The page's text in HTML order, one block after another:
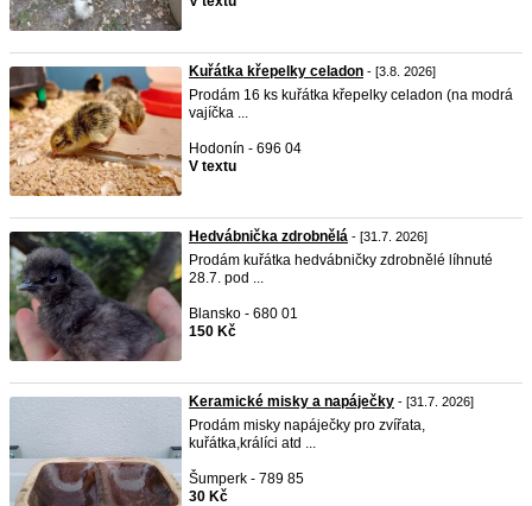
Kuřátka křepelky celadon - [3.8. 2026]
Prodám 16 ks kuřátka křepelky celadon (na modrá
vajíčka ...
Hodonín - 696 04
V textu
Hedvábnička zdrobnělá - [31.7. 2026]
Prodám kuřátka hedvábničky zdrobnělé líhnuté
28.7. pod ...
Blansko - 680 01
150 Kč
Keramické misky a napáječky - [31.7. 2026]
Prodám misky napáječky pro zvířata,
kuřátka,králíci atd ...
Šumperk - 789 85
30 Kč